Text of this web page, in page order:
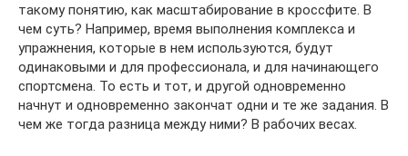
такому понятию, как масштабирование в кроссфите. В
чем суть? Например, время выполнения комплекса и
упражнения, которые в нем используются, будут
одинаковыми и для профессионала, и для начинающего
спортсмена. То есть и тот, и другой одновременно
начнут и одновременно закончат одни и те же задания. В
чем же тогда разница между ними? В рабочих весах.